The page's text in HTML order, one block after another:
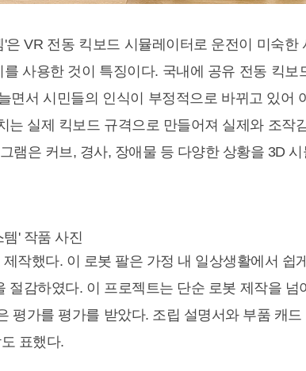
VR 전동 킥보드 시뮬레이터로 운전이 미숙한
사용한 것이 특징이다. 국내에 공유 전동 킥보
서 시민들의 인식이 부정적으로 바뀌고 있어
실제 킥보드 규격으로 만들어져 실제와 조작
램은 커브, 경사, 장애물 등 다양한 상황을 3D
' 작품 사진
작했다. 이 로봇 팔은 가정 내 일상생활에서 쉽
감하였다. 이 프로젝트는 단순 로봇 제작을 넘
가를 평가를 받았다. 조립 설명서와 부품 캐
표했다.